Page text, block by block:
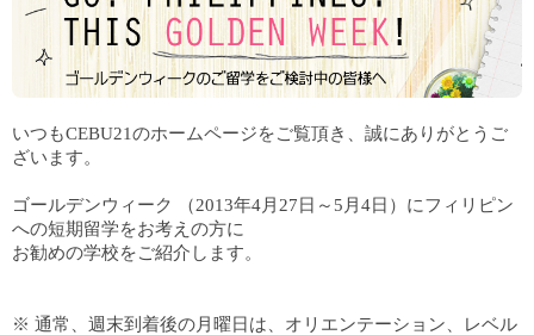
いつもCEBU21のホームページをご覧頂き、誠にありがとうご
ざいます。
ゴールデンウィーク （2013年4月27日～5月4日）にフィリピン
への短期留学をお考えの方に
お勧めの学校をご紹介します。
※ 通常、週末到着後の月曜日は、オリエンテーション、レベル